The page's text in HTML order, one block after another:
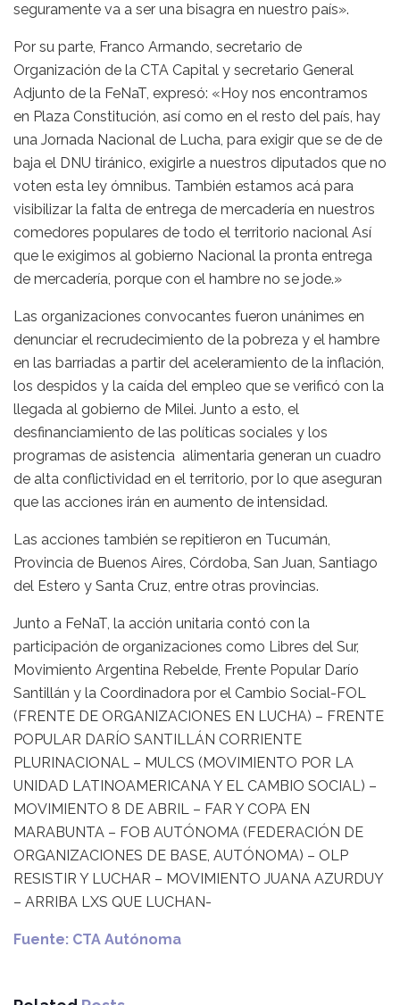
seguramente va a ser una bisagra en nuestro país».
Por su parte, Franco Armando, secretario de
Organización de la CTA Capital y secretario General
Adjunto de la FeNaT, expresó: «Hoy nos encontramos
en Plaza Constitución, así como en el resto del país, hay
una Jornada Nacional de Lucha, para exigir que se de de
baja el DNU tiránico, exigirle a nuestros diputados que no
voten esta ley ómnibus. También estamos acá para
visibilizar la falta de entrega de mercadería en nuestros
comedores populares de todo el territorio nacional Así
que le exigimos al gobierno Nacional la pronta entrega
de mercadería, porque con el hambre no se jode.»
Las organizaciones convocantes fueron unánimes en
denunciar el recrudecimiento de la pobreza y el hambre
en las barriadas a partir del aceleramiento de la inflación,
los despidos y la caída del empleo que se verificó con la
llegada al gobierno de Milei. Junto a esto, el
desfinanciamiento de las políticas sociales y los
programas de asistencia alimentaria generan un cuadro
de alta conflictividad en el territorio, por lo que aseguran
que las acciones irán en aumento de intensidad.
Las acciones también se repitieron en Tucumán,
Provincia de Buenos Aires, Córdoba, San Juan, Santiago
del Estero y Santa Cruz, entre otras provincias.
Junto a FeNaT, la acción unitaria contó con la
participación de organizaciones como Libres del Sur,
Movimiento Argentina Rebelde, Frente Popular Darío
Santillán y la Coordinadora por el Cambio Social-FOL
(FRENTE DE ORGANIZACIONES EN LUCHA) – FRENTE
POPULAR DARÍO SANTILLÁN CORRIENTE
PLURINACIONAL – MULCS (MOVIMIENTO POR LA
UNIDAD LATINOAMERICANA Y EL CAMBIO SOCIAL) –
MOVIMIENTO 8 DE ABRIL – FAR Y COPA EN
MARABUNTA – FOB AUTÓNOMA (FEDERACIÓN DE
ORGANIZACIONES DE BASE, AUTÓNOMA) – OLP
RESISTIR Y LUCHAR – MOVIMIENTO JUANA AZURDUY
– ARRIBA LXS QUE LUCHAN-
Fuente: CTA Autónoma